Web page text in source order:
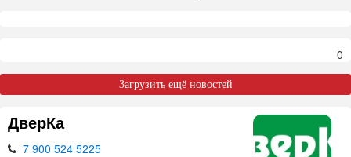
0
Загрузить ещё новостей
ДверКа
7 900 524 5225